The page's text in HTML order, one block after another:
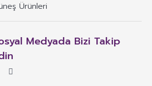
Ürünleri
Medyada Bizi Takip